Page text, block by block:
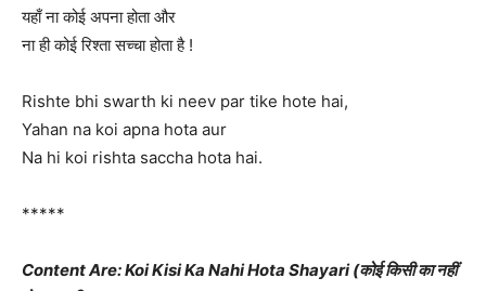
यहाँ ना कोई अपना होता और
ना ही कोई रिश्ता सच्चा होता है !
Rishte bhi swarth ki neev par tike hote hai,
Yahan na koi apna hota aur
Na hi koi rishta saccha hota hai.
*****
Content Are: Koi Kisi Ka Nahi Hota Shayari (कोई किसी का नहीं